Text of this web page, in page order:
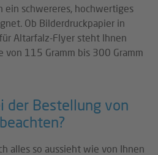
ein schwereres, hochwertiges
Ob Bilderdruckpapier in
Altarfalz-Flyer steht Ihnen
115 Gramm bis 300 Gramm
der Bestellung von
alles so aussieht wie von Ihnen